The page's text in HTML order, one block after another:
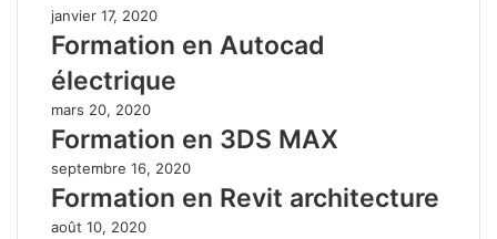
janvier 17, 2020
Formation en Autocad
électrique
mars 20, 2020
Formation en 3DS MAX
septembre 16, 2020
Formation en Revit architecture
août 10, 2020